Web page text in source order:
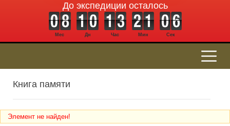
До экспедиции осталось
Мес Дн Час Мин Сек
Книга памяти
Элемент не найден!